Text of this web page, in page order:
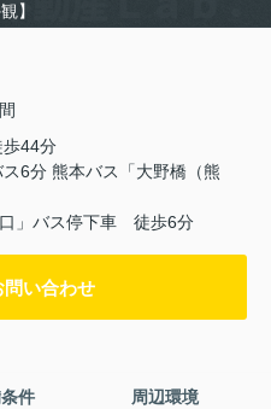
】
歩44分
ス6分 熊本バス「大野橋（熊
」バス停下車 徒歩6分
問い合わせ
件 周辺環境